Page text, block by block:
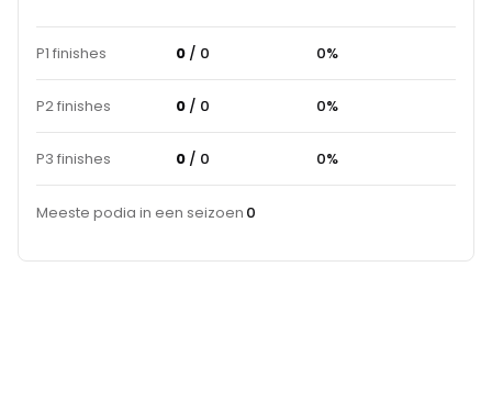
P1 finishes 0 / 0 0%
P2 finishes 0 / 0 0%
P3 finishes 0 / 0 0%
Meeste podia in een seizoen 0